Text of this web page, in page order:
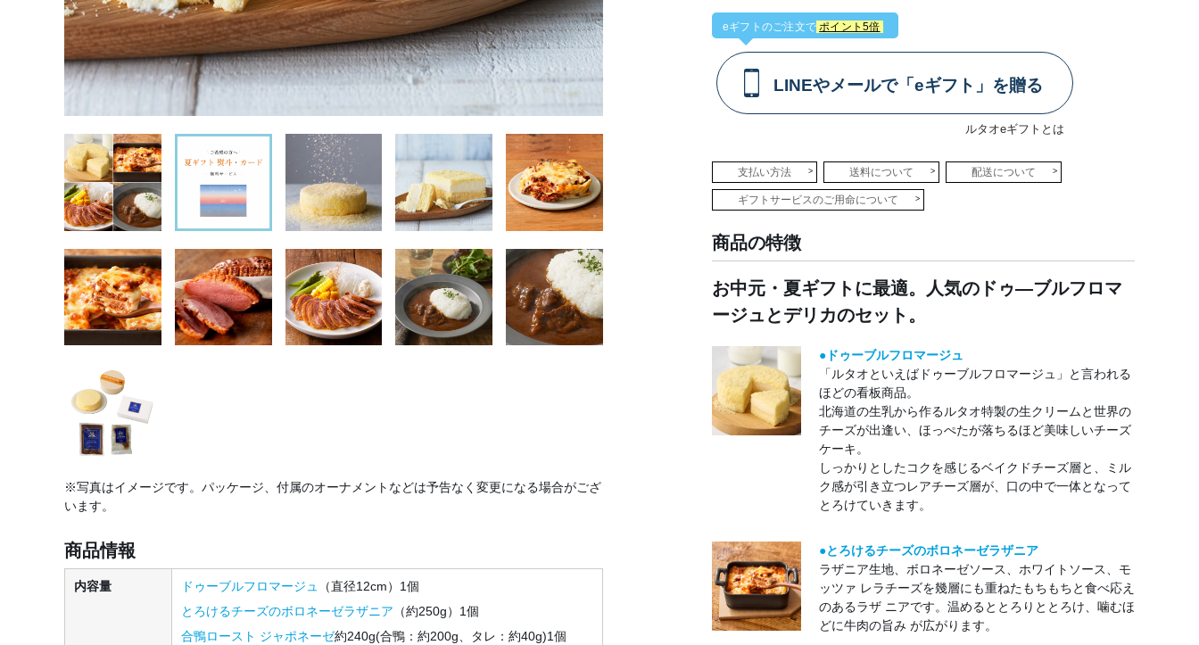
eギフトのご注文で ポイント5倍
LINEやメールで「eギフト」を贈る
ルタオeギフトとは
支払い方法 送料について 配送について
ギフトサービスのご用命について
商品の特徴
お中元・夏ギフトに最適。人気のドゥ―ブルフロマ
ージュとデリカのセット。
●ドゥーブルフロマージュ
「ルタオといえばドゥーブルフロマージュ」と言われる
ほどの看板商品。
北海道の生乳から作るルタオ特製の生クリームと世界の
チーズが出逢い、ほっぺたが落ちるほど美味しいチーズ
ケーキ。
しっかりとしたコクを感じるベイクドチーズ層と、ミル
ク感が引き立つレアチーズ層が、口の中で一体となって
とろけていきます。
●とろけるチーズのボロネーゼラザニア
ラザニア生地、ボロネーゼソース、ホワイトソース、モ
ッツァ レラチーズを幾層にも重ねたもちもちと食べ応え
のあるラザ ニアです。温めるととろりととろけ、噛むほ
どに牛肉の旨み が広がります。
※写真はイメージです。パッケージ、付属のオーナメントなどは予告なく変更になる場合がござ
います。
商品情報
内容量 ドゥーブルフロマージュ
（直径12cm）1個
とろけるチーズのボロネーゼラザニア （約250g）1個
合鴨ロースト ジャポネーゼ約240g(合鴨：約200g、タレ：約40g)1個